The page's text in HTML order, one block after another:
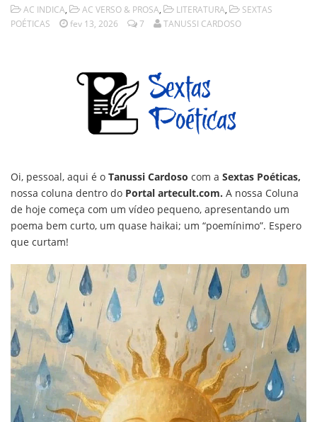
AC INDICA, AC VERSO & PROSA, LITERATURA,
SEXTAS
POÉTICAS
fev 13, 2026 7 TANUSSI CARDOSO
Oi, pessoal, aqui é o Tanussi Cardoso com a Sextas Poéticas,
nossa coluna dentro do Portal artecult.com. A nossa Coluna
de hoje começa com um vídeo pequeno, apresentando um
poema bem curto, um quase haikai; um “poemínimo”. Espero
que curtam!
Tocador
de
vídeo